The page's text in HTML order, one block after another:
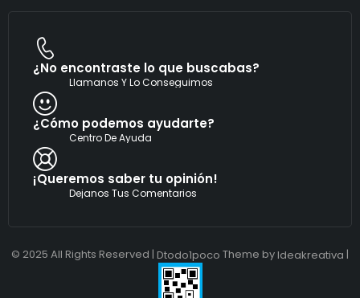
¿No encontraste lo que buscabas?
Llamanos Y Lo Conseguimos
¿Cómo podemos ayudarte?
Centro De Ayuda
¡Queremos saber tu opinión!
Dejanos Tus Comentarios
© 2025 All Rights Reserved | Dtodo1poco Theme by Ideakreativa |